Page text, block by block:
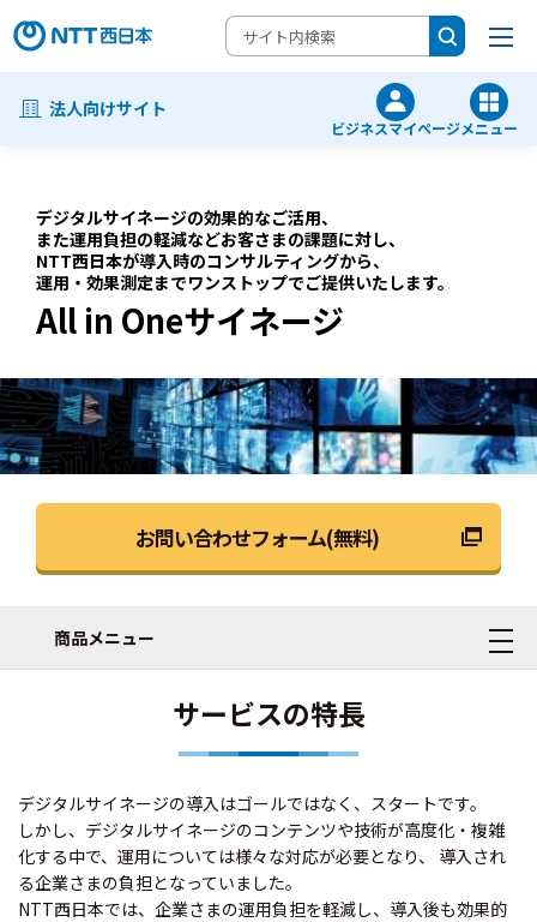
法人向けサイト
ビジネスマイページメニュー
デジタルサイネージの効果的なご活用、
また運用負担の軽減などお客さまの課題に対し、
NTT西日本が導入時のコンサルティングから、
運用・効果測定までワンストップでご提供いたします。
All in Oneサイネージ
お問い合わせフォーム(無料)
商品メニュー
サービスの特長
デジタルサイネージの導入はゴールではなく、スタートです。
しかし、デジタルサイネージのコンテンツや技術が高度化・複雑
化する中で、運用については様々な対応が必要となり、 導入され
る企業さまの負担となっていました。
NTT西日本では、企業さまの運用負担を軽減し、導入後も効果的